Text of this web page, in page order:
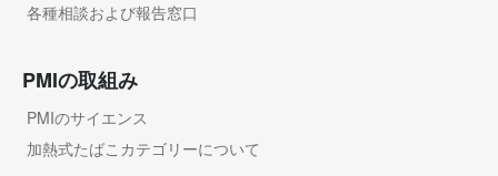
各種相談および報告窓口
PMIの取組み
PMIのサイエンス
加熱式たばこカテゴリーについて